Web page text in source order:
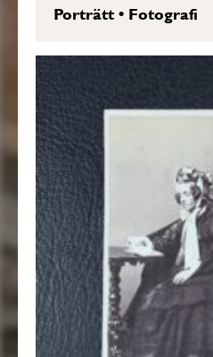
Porträtt• Fotografi